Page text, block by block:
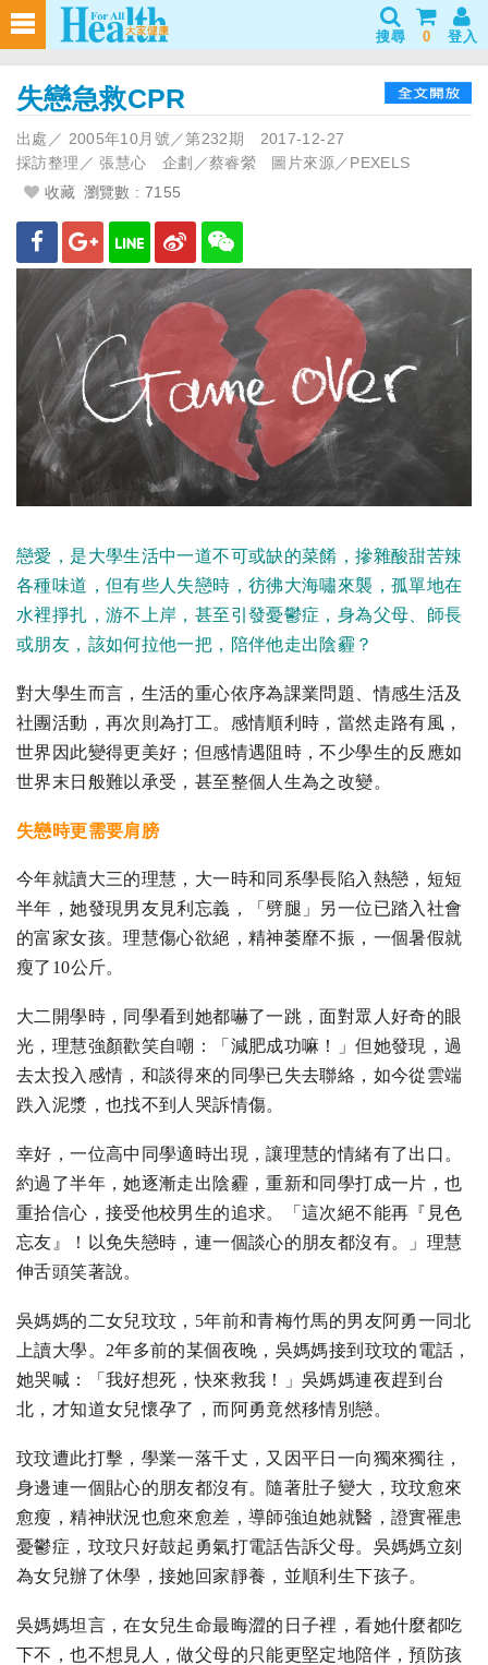
搜尋 0 登入
失戀急救CPR
出處／ 2005年10月號／第232期 2017-12-27
採訪整理／ 張慧心 企劃／蔡睿縈 圖片來源／PEXELS
收藏 瀏覽數 : 7155
戀愛，是大學生活中一道不可或缺的菜餚，摻雜酸甜苦辣
各種味道，但有些人失戀時，彷彿大海嘯來襲，孤單地在
水裡掙扎，游不上岸，甚至引發憂鬱症，身為父母、師長
或朋友，該如何拉他一把，陪伴他走出陰霾？
對大學生而言，生活的重心依序為課業問題、情感生活及
社團活動，再次則為打工。感情順利時，當然走路有風，
世界因此變得更美好；但感情遇阻時，不少學生的反應如
世界末日般難以承受，甚至整個人生為之改變。
失戀時更需要肩膀
今年就讀大三的理慧，大一時和同系學長陷入熱戀，短短
半年，她發現男友見利忘義，「劈腿」另一位已踏入社會
的富家女孩。理慧傷心欲絕，精神萎靡不振，一個暑假就
瘦了10公斤。
大二開學時，同學看到她都嚇了一跳，面對眾人好奇的眼
光，理慧強顏歡笑自嘲：「減肥成功嘛！」但她發現，過
去太投入感情，和談得來的同學已失去聯絡，如今從雲端
跌入泥漿，也找不到人哭訴情傷。
幸好，一位高中同學適時出現，讓理慧的情緒有了出口。
約過了半年，她逐漸走出陰霾，重新和同學打成一片，也
重拾信心，接受他校男生的追求。「這次絕不能再『見色
忘友』！以免失戀時，連一個談心的朋友都沒有。」理慧
伸舌頭笑著說。
吳媽媽的二女兒玟玟，5年前和青梅竹馬的男友阿勇一同北
上讀大學。2年多前的某個夜晚，吳媽媽接到玟玟的電話，
她哭喊：「我好想死，快來救我！」吳媽媽連夜趕到台
北，才知道女兒懷孕了，而阿勇竟然移情別戀。
玟玟遭此打擊，學業一落千丈，又因平日一向獨來獨往，
身邊連一個貼心的朋友都沒有。隨著肚子變大，玟玟愈來
愈瘦，精神狀況也愈來愈差，導師強迫她就醫，證實罹患
憂鬱症，玟玟只好鼓起勇氣打電話告訴父母。吳媽媽立刻
為女兒辦了休學，接她回家靜養，並順利生下孩子。
吳媽媽坦言，在女兒生命最晦澀的日子裡，看她什麼都吃
下不，也不想見人，做父母的只能更堅定地陪伴，預防孩